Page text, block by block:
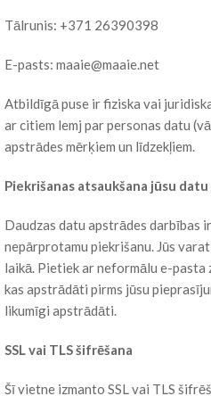
Tālrunis: +371 26390398
E-pasts: maaie@maaie.net
Atbildīgā puse ir fiziska vai
ar citiem lemj par personas datu
apstrādes mērķiem un līdzekļiem.
Piekrišanas atsaukšana jūsu
Daudzas datu apstrādes darbības
nepārprotamu piekrišanu. Jūs
laikā. Pietiek ar neformālu e-
kas apstrādāti pirms jūsu
likumīgi apstrādāti.
SSL vai TLS šifrēšana
Šī vietne izmanto SSL vai TLS